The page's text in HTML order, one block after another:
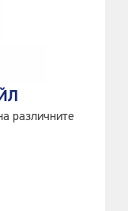
различните